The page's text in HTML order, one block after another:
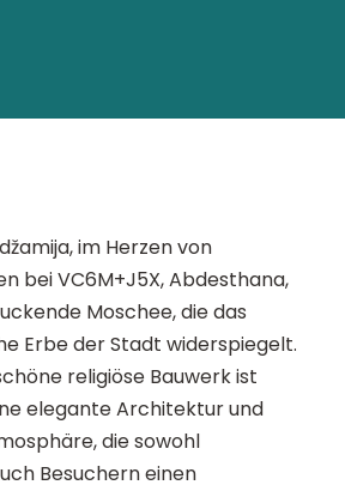
im Herzen von
bei VC6M+J5X, Abdesthana,
Moschee, die das
Erbe der Stadt widerspiegelt.
religiöse Bauwerk ist
elegante Architektur und
die sowohl
Besuchern einen